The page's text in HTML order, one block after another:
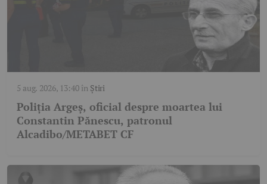
5 aug. 2026, 13:40în Știri
Poliția Argeș, oficial despre moartea lui
Constantin Pănescu, patronul
Alcadibo/METABET CF